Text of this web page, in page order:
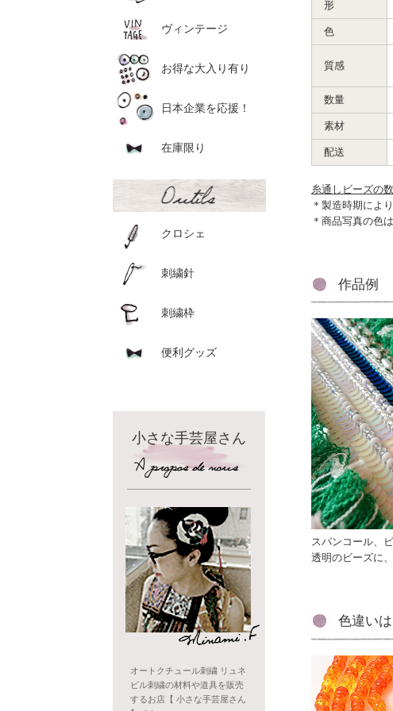
形
色
質感
数量
素材
配送
糸通しビーズの
＊製造時期によ
＊商品写真の色
作品例
スパンコール、
透明のビーズに
色違い
ヴィンテージ
お得な大入り有り
日本企業を応援！
在庫限り
クロシェ
刺繍針
刺繍枠
便利グッズ
小さな手芸屋さん
オートクチュール刺繍 リュネ
ビル刺繍の材料や道具を販売
するお店【 小さな手芸屋さん